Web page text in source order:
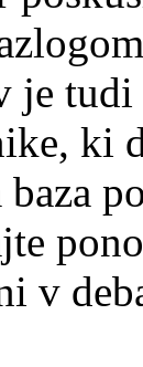
je tudi
ki
baza
v